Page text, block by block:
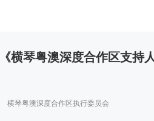
横琴粤澳深度合作区支持
横琴粤澳深度合作区执行委员会